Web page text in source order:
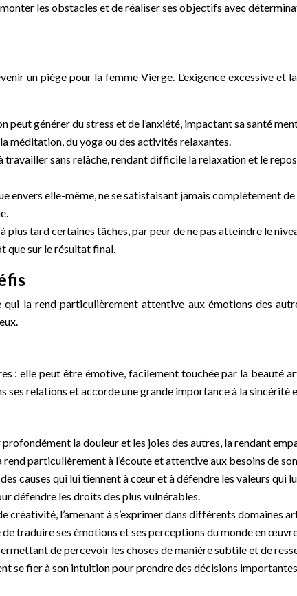
les obstacles et de réaliser ses objectifs avec
un piège pour la femme Vierge. L’exigence excessive et
générer du stress et de l’anxiété, impactant sa santé
méditation, du yoga ou des activités relaxantes.
sans relâche, rendant difficile la relaxation et le
elle-même, ne se satisfaisant jamais complètement de
tard certaines tâches, par peur de ne pas atteindre le
que sur le résultat final.
la rend particulièrement attentive aux émotions des
: elle peut être émotive, facilement touchée par la beauté
ses relations et accorde une grande importance à la sincérité
la douleur et les joies des autres, la rendant
particulièrement à l’écoute et attentive aux besoins de
causes qui lui tiennent à cœur et à défendre les valeurs qui
défendre les droits des plus vulnérables.
l’amenant à s’exprimer dans différents domaines
traduire ses émotions et ses perceptions du monde en
de percevoir les choses de manière subtile et de
se fier à son intuition pour prendre des décisions